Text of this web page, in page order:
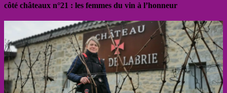
côté châteaux n°21 : les femmes du vin à l’honneur